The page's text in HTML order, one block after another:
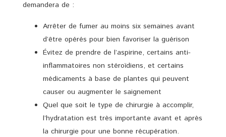
demandera de :
Arrêter de fumer au moins six semaines avant
d’être opérés pour bien favoriser la guérison
Évitez de prendre de l’aspirine, certains anti-
inflammatoires non stéroïdiens, et certains
médicaments à base de plantes qui peuvent
causer ou augmenter le saignement
Quel que soit le type de chirurgie à accomplir,
l’hydratation est très importante avant et après
la chirurgie pour une bonne récupération.